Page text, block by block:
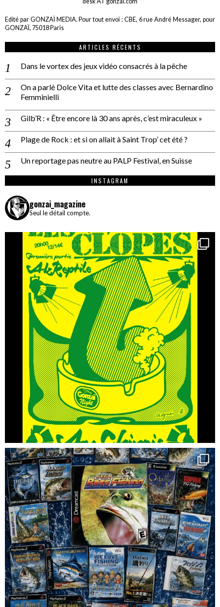
Edité par GONZAÏ MEDIA. Pour tout envoi : CBE, 6 rue André Messager, pour
GONZAÏ, 75018 Paris
ARTICLES RÉCENTS
Dans le vortex des jeux vidéo consacrés à la pêche
On a parlé Dolce Vita et lutte des classes avec Bernardino
Femminielli
Gilb’R : « Être encore là 30 ans après, c’est miraculeux »
Plage de Rock : et si on allait à Saint Trop’ cet été ?
Un reportage pas neutre au PALP Festival, en Suisse
INSTAGRAM
gonzai_magazine
Seul le détail compte.